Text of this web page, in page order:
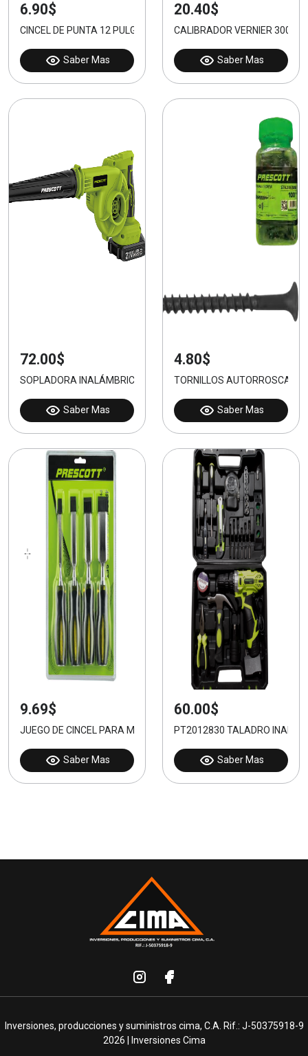
6.90$
CINCEL DE PUNTA 12 PULGADAS CON MANGO PLASTICO
Saber Mas
20.40$
CALIBRADOR VERNIER 300mm
Saber Mas
72.00$
SOPLADORA INALÁMBRICA 21V
Saber Mas
4.80$
TORNILLOS
Saber Mas
9.69$
JUEGO DE CINCEL PARA MADERA DE 4 PIEZAS
Saber Mas
60.00$
PT2012830 TALADRO
Saber Mas
Inversiones, producciones y suministros cima, C.A. Rif.: J-50375918-9
2026 | Inversiones Cima